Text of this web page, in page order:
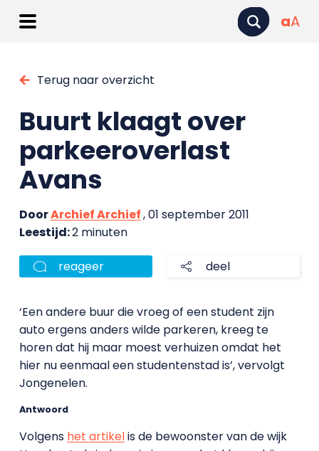
aA
Terug naar overzicht
Buurt klaagt over
parkeeroverlast
Avans
DoorArchief Archief, 01 september 2011
Leestijd:2 minuten
reageer deel
‘Een andere buur die vroeg of een student zijn
auto ergens anders wilde parkeren, kreeg te
horen dat hij maar moest verhuizen omdat het
hier nu eenmaal een studentenstad is’, vervolgt
Jongenelen.
Antwoord
Volgens het artikelis de bewoonster van de wijk